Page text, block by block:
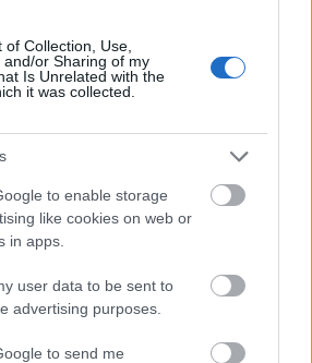
Collection, Use,
and/or Sharing of my
Is Unrelated with the
it was collected.
to enable storage
like cookies on web or
in apps.
user data to be sent to
advertising purposes.
to send me
medlem nå
på vårt nyhetsbrev
Meld deg på